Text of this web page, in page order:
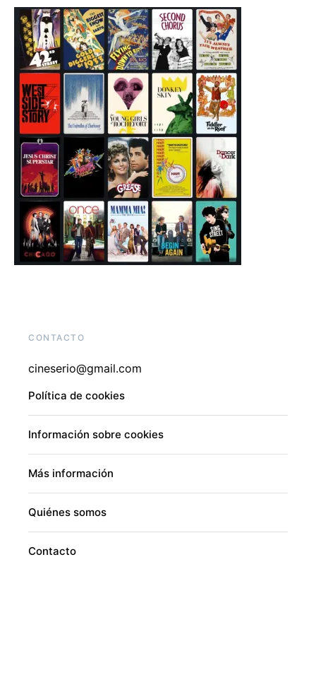
CONTACTO
cineserio@gmail.com
Política de cookies
Información sobre cookies
Más información
Quiénes somos
Contacto